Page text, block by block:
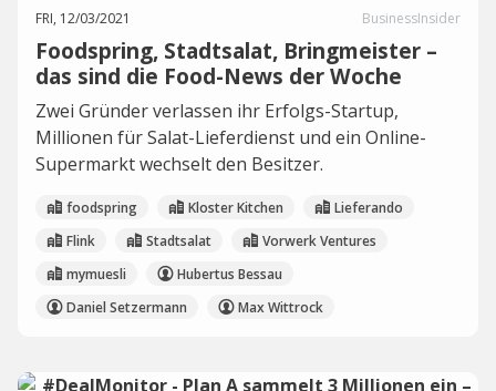
FRI, 12/03/2021 BusinessInsider
Foodspring, Stadtsalat, Bringmeister –
das sind die Food-News der Woche
Zwei Gründer verlassen ihr Erfolgs-Startup,
Millionen für Salat-Lieferdienst und ein Online-
Supermarkt wechselt den Besitzer.
foodspring Kloster Kitchen
Lieferando
Flink
Stadtsalat
Vorwerk Ventures
mymuesli
Hubertus Bessau
Daniel Setzermann
Max Wittrock